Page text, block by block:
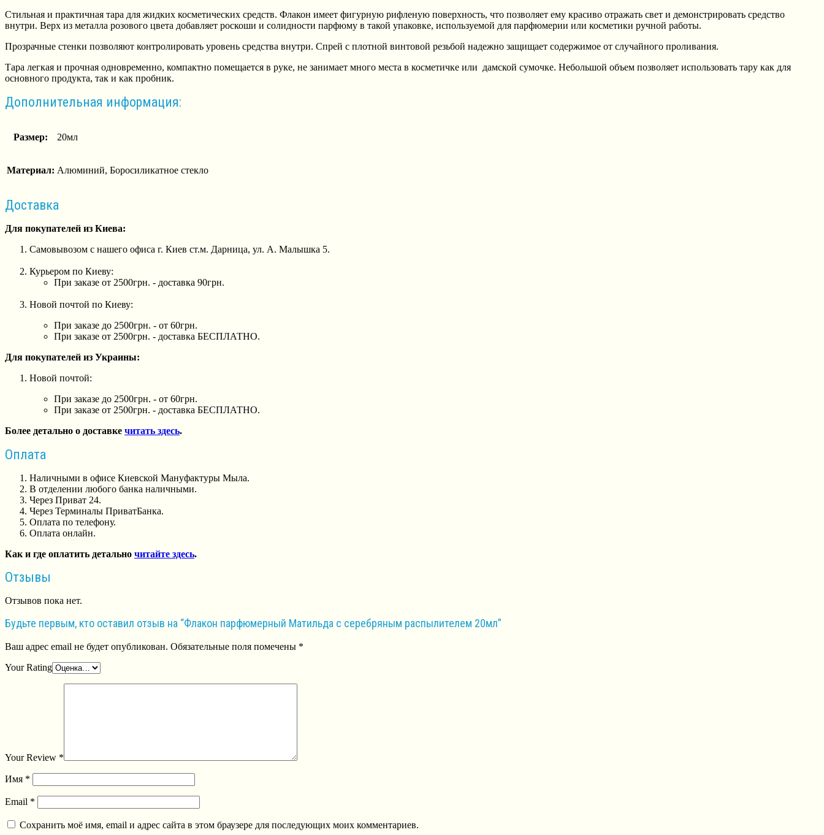
Стильная и практичная тара для жидких косметических средств. Флакон имеет фигурную рифленую поверхность, что позволяет ему красиво отражать свет и демонстрировать средство
внутри. Верх из металла розового цвета добавляет роскоши и солидности парфюму в такой упаковке, используемой для парфюмерии или косметики ручной работы.
Прозрачные стенки позволяют контролировать уровень средства внутри. Спрей с плотной винтовой резьбой надежно защищает содержимое от случайного проливания.
Тара легкая и прочная одновременно, компактно помещается в руке, не занимает много места в косметичке или дамской сумочке. Небольшой объем позволяет использовать тару как для
основного продукта, так и как пробник.
Дополнительная информация:
Размер: 20мл
Материал: Алюминий, Боросиликатное стекло
Доставка
Для покупателей из Киева:
Самовывозом с нашего офиса г. Киев ст.м. Дарница, ул. А. Малышка 5.
Курьером по Киеву:
При заказе от 2500грн. - доставка 90грн.
Новой почтой по Киеву:
При заказе до 2500грн. - от 60грн.
При заказе от 2500грн. - доставка БЕСПЛАТНО.
Для покупателей из Украины:
Новой почтой:
При заказе до 2500грн. - от 60грн.
При заказе от 2500грн. - доставка БЕСПЛАТНО.
Более детально о доставке читать здесь.
Оплата
Наличными в офисе Киевской Мануфактуры Мыла.
В отделении любого банка наличными.
Через Приват 24.
Через Терминалы ПриватБанка.
Оплата по телефону.
Оплата онлайн.
Как и где оплатить детально читайте здесь.
Отзывы
Отзывов пока нет.
Будьте первым, кто оставил отзыв на “Флакон парфюмерный Матильда с серебряным распылителем 20мл”
Ваш адрес email не будет опубликован. Обязательные поля помечены *
Your Rating
Your Review *
Имя *
Email *
Сохранить моё имя, email и адрес сайта в этом браузере для последующих моих комментариев.